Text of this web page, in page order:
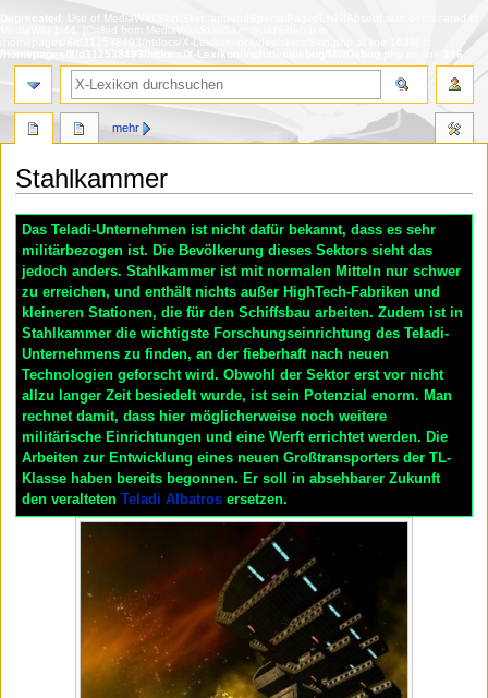
Deprecated : Use of MediaWiki\Skin\Skin::appendSpecialPagesLinkIfAbsent was deprecated in
MediaWiki 1.44. [Called from MediaWiki\Skin\Skin::buildSidebar in
/homepages/8/d312538493/htdocs/X-Lexikon/includes/skins/Skin.php at line 1639] in
/homepages/8/d312538493/htdocs/X-Lexikon/includes/debug/MWDebug.php
386
Stahlkammer
Zur
Navigation
springen
Zur
Suche
springen
Das Teladi-Unternehmen ist nicht dafür bekannt, dass es sehr
militärbezogen ist. Die Bevölkerung dieses Sektors sieht das
jedoch anders. Stahlkammerist mit normalen Mitteln nur schwer
zu erreichen, und enthält nichts außer HighTech-Fabriken und
kleineren Stationen, die für den Schiffsbau arbeiten. Zudem ist in
Stahlkammer die wichtigste Forschungseinrichtung des Teladi-
Unternehmens zu finden, an der fieberhaft nach neuen
Technologien geforscht wird. Obwohl der Sektor erst vor nicht
allzu langer Zeit besiedelt wurde, ist sein Potenzial enorm. Man
rechnet damit, dass hier möglicherweise noch weitere
militärische Einrichtungen und eine Werft errichtet werden. Die
Arbeiten zur Entwicklung eines neuen Großtransporters der TL-
Klasse haben bereits begonnen. Er soll in absehbarer Zukunft
den veralteten Teladi Albatrosersetzen.
mehr
Suche